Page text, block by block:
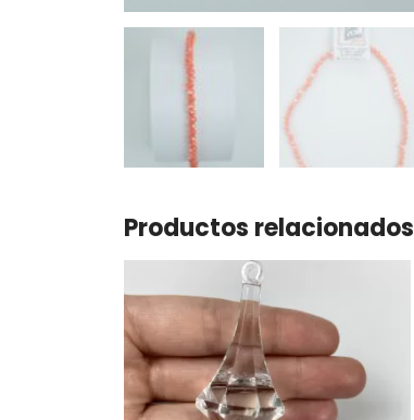
Productos relacionados